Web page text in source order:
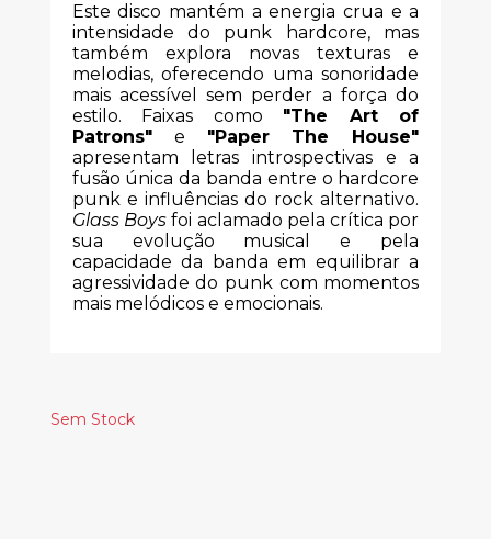
Este disco mantém a energia crua e a
intensidade do punk hardcore, mas
também explora novas texturas e
melodias, oferecendo uma sonoridade
mais acessível sem perder a força do
estilo. Faixas como "The Art of
Patrons"e "Paper The House"
apresentam letras introspectivas e a
fusão única da banda entre o hardcore
punk e influências do rock alternativo.
Glass Boysfoi aclamado pela crítica por
sua evolução musical e pela
capacidade da banda em equilibrar a
agressividade do punk com momentos
mais melódicos e emocionais.
Sem Stock